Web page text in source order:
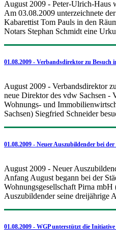
August 2009 - Peter-Ulrich-Haus
Am 03.08.2009 unterzeichnete
Kabarettist Tom Pauls in den
Notars Stephan Schmidt eine
01.08.2009 - Verbandsdirektor zu Besuch
August 2009 - Verbandsdirektor
neue Direktor des vdw Sachsen -
Wohnungs- und
Sachsen) Siegfried Schneider
01.08.2009 - Neuer Auszubildender bei
August 2009 - Neuer
Anfang August begann bei der
Wohnungsgesellschaft Pirna
Auszubildender seine dreijährige
01.08.2009 - WGP unterstützt die